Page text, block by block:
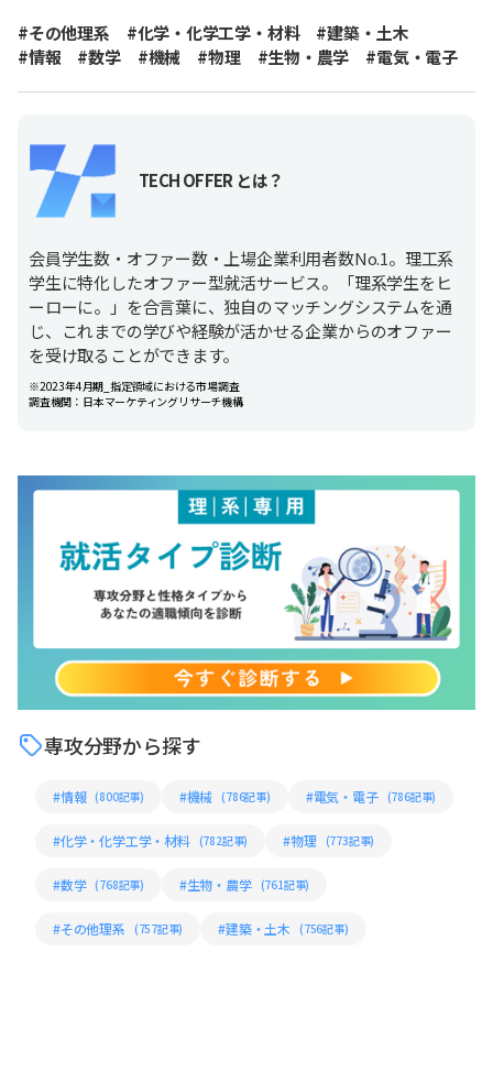
#その他理系 #化学・化学工学・材料
#建築・土木
#情報
#数学 #機械 #物理 #生物・農学 #電気・電子
TECH OFFER とは？
会員学生数・オファー数・上場企業利用者数No.1。理工系
学生に特化したオファー型就活サービス。「理系学生をヒ
ーローに。」を合言葉に、独自のマッチングシステムを通
じ、これまでの学びや経験が活かせる企業からのオファー
を受け取ることができます。
※2023年4月期_指定領域における市場調査
調査機関：日本マーケティングリサーチ機構
専攻分野から探す
#情報 (800記事) #機械 (786記事) #電気・電子 (786記事)
#化学・化学工学・材料 (782記事) #物理 (773記事)
#数学 (768記事) #生物・農学 (761記事)
#その他理系 (757記事) #建築・土木 (756記事)